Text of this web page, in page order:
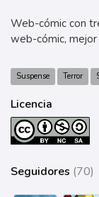
Web-cómic con
web-cómic,
Suspense Terror
Licencia
Seguidores (70)